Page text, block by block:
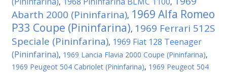
Abarth 2000 (Pininfarina), 1969 Alfa Romeo
P33 Coupe (Pininfarina), 1969 Ferrari 512S
Speciale (Pininfarina), 1969 Fiat 128 Teenager
(Pininfarina), 1969 Lancia Flavia 2000 Coupe (Pininfarina),
1969 Peugeot 504 Cabriolet (Pininfarina), 1969 Peugeot 504